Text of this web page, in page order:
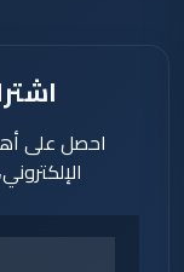
احصل على أهم